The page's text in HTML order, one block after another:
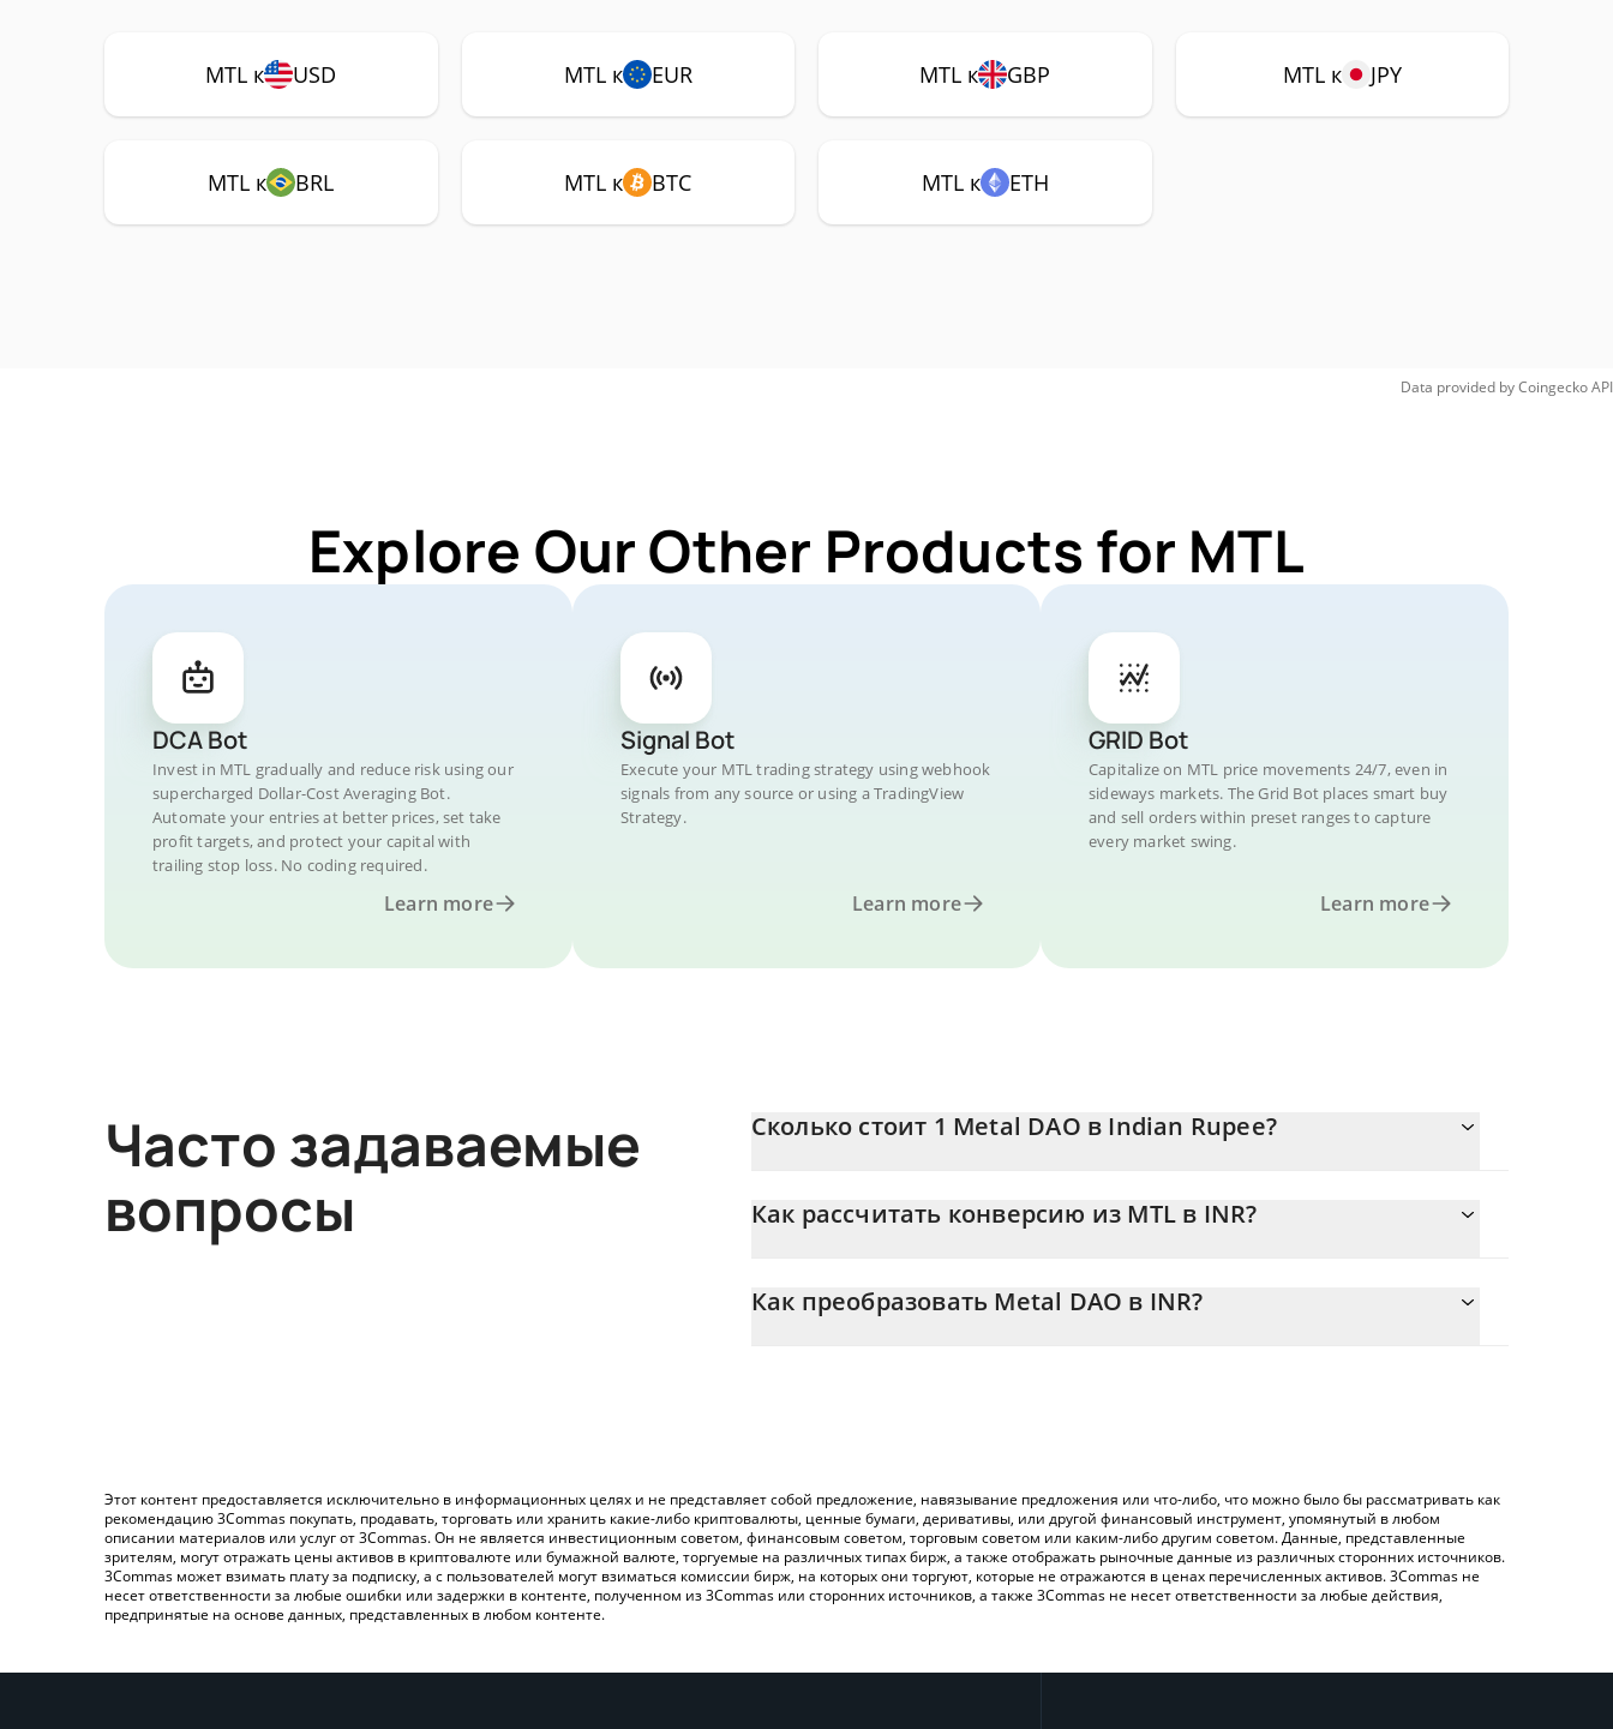
MTL к USD MTL к EUR MTL к GBP MTL к JPY
MTL к BRL MTL к BTC MTL к ETH
Data provided byCoingeckoAPI
Explore Our Other Products for MTL
DCA Bot
Invest in MTL gradually and reduce risk using our
supercharged Dollar-Cost Averaging Bot.
Automate your entries at better prices, set take
profit targets, and protect your capital with
trailing stop loss. No coding required.
Learn more
Signal Bot
Execute your MTL trading strategy using webhook
signals from any source or using a TradingView
Strategy.
Learn more
GRID Bot
Capitalize on MTL price movements 24/7, even in
sideways markets. The Grid Bot places smart buy
and sell orders within preset ranges to capture
every market swing.
Learn more
Часто задаваемые
вопросы
Сколько стоит 1 Metal DAO в Indian Rupee?
На данный момент 1 Metal DAO равно 19.56 {toSymbol
Как рассчитать конверсию из MTL в INR?
INR, просто введя сумму Metal DAO в соответствующее поле, и автоматически
конвертирует значение в Indian Rupee ({ toSymbol}).
Как преобразовать Metal DAO в INR?
Этот контент предоставляется исключительно в информационных целях и не представляет собой предложение, навязывание предложения или что-либо, что можно было бы рассматривать как
рекомендацию 3Commas покупать, продавать, торговать или хранить какие-либо криптовалюты, ценные бумаги, деривативы, или другой финансовый инструмент, упомянутый в любом
описании материалов или услуг от 3Commas. Он не является инвестиционным советом, финансовым советом, торговым советом или каким-либо другим советом. Данные, представленные
зрителям, могут отражать цены активов в криптовалюте или бумажной валюте, торгуемые на различных типах бирж, а также отображать рыночные данные из различных сторонних источников.
3Commas может взимать плату за подписку, а с пользователей могут взиматься комиссии бирж, на которых они торгуют, которые не отражаются в ценах перечисленных активов. 3Commas не
несет ответственности за любые ошибки или задержки в контенте, полученном из 3Commas или сторонних источников, а также 3Commas не несет ответственности за любые действия,
предпринятые на основе данных, представленных в любом контенте.